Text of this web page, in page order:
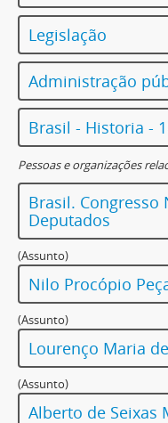
Legislação
Administração
Brasil - Historia -
Pessoas e organizações
Brasil. Congresso
Deputados
(Assunto)
Nilo Procópio
(Assunto)
Lourenço Maria
(Assunto)
Alberto de Seixas